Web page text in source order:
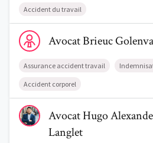
Accident du travail
Voir le profil de AvocatBrieuc
AvocatBrieuc
Assurance accident travail
Accident corporel
Voir le profil de AvocatHugo
AvocatHugo
Langlet